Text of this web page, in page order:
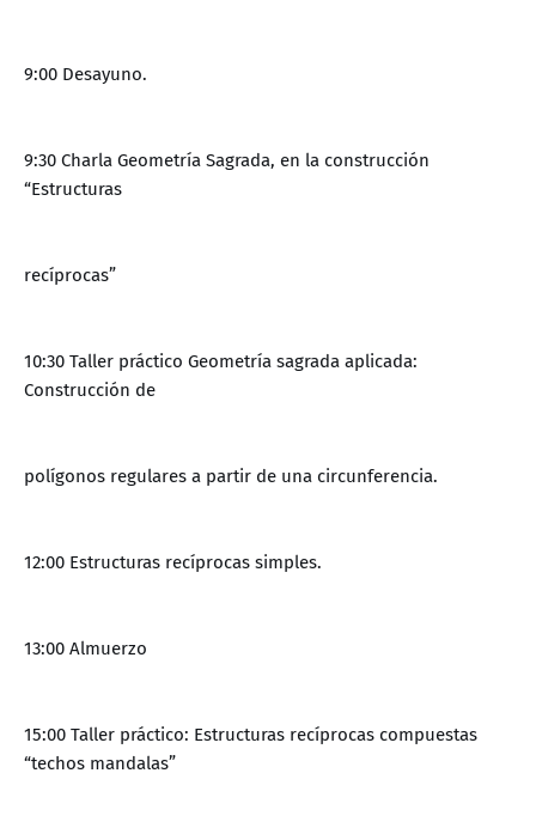
9:00 Desayuno.
9:30 Charla Geometría Sagrada, en la construcción
“Estructuras
recíprocas”
10:30 Taller práctico Geometría sagrada aplicada:
Construcción de
polígonos regulares a partir de una circunferencia.
12:00 Estructuras recíprocas simples.
13:00 Almuerzo
15:00 Taller práctico: Estructuras recíprocas compuestas
“techos mandalas”